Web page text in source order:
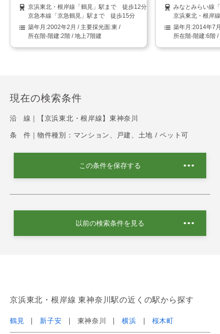
京浜東北・根岸線「鶴見」駅まで 徒歩12分
京急本線「京急鶴見」駅まで 徒歩15分
2002年2月
東
2階 / 地上7階建
みなとみらい線
京浜東北・根岸
2014年7
6階 /
現在の検索条件
沿 線｜ 【京浜東北・根岸線】東神奈川
条 件｜ 物件種別：マンション、戸建、土地 / ペット可
この条件を保存する
以前の検索条件を見る
京浜東北・根岸線 東神奈川駅の近くの駅から探す
鶴見 新子安 東神奈川 横浜 桜木町